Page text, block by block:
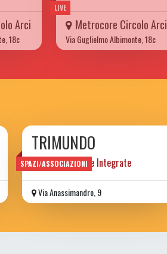
Arci
18c
LIVE
Metrocore Circolo Arci
Via Guglielmo Albimonte, 18c
SPAZI/ASSOCIAZIONI
TRIMUNDO
Centro Discipline Integrate
Via Anassimandro, 9